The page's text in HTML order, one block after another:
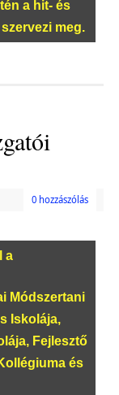
a hit- és
meg.
0 hozzászólás
a
Módszertani
Iskolája,
Fejlesztő
és